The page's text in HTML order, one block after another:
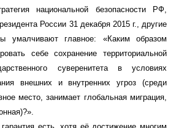
национальной безопасности РФ,
России 31 декабря 2015 г., другие
умалчивают главное: «Каким образом
себе сохранение территориальной
суверенитета в условиях
внешних и внутренних угроз (среди
место, занимает глобальная миграция,